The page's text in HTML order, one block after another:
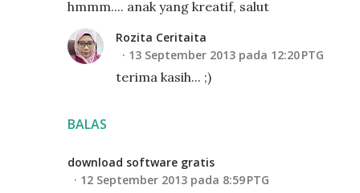
hmmm.... anak yang kreatif, salut
BALAS
Rozita Ceritaita
13 September 2013 pada 12:20 PTG
terima kasih... ;)
download software gratis
12 September 2013 pada 8:59 PTG